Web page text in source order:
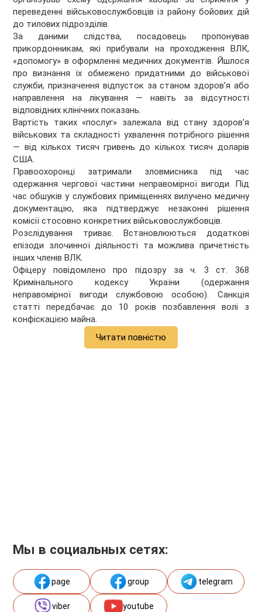
переведенні військовослужбовців із району бойових дій
до тилових підрозділів.
За даними слідства, посадовець пропонував
прикордонникам, які прибували на проходження ВЛК,
«допомогу» в оформленні медичних документів. Йшлося
про визнання їх обмежено придатними до військової
служби, призначення відпусток за станом здоров’я або
направлення на лікування — навіть за відсутності
відповідних клінічних показань.
Вартість таких «послуг» залежала від стану здоров’я
військових та складності ухвалення потрібного рішення
— від кількох тисяч гривень до кількох тисяч доларів
США.
Правоохоронці затримали зловмисника під час
одержання чергової частини неправомірної вигоди. Під
час обшуків у службових приміщеннях вилучено медичну
документацію, яка підтверджує незаконні рішення
комісії стосовно конкретних військовослужбовців.
Розслідування триває. Встановлюються додаткові
епізоди злочинної діяльності та можлива причетність
інших членів ВЛК.
Офіцеру повідомлено про підозру за ч. 3 ст. 368
Кримінального кодексу України (одержання
неправомірної вигоди службовою особою). Санкція
статті передбачає до 10 років позбавлення волі з
конфіскацією майна.
Читати повністю
Мы в социальных сетях:
page group telegram
viber youtube